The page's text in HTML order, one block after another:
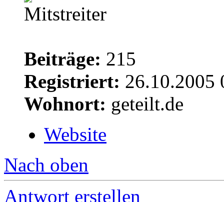
Beiträge: 215
Registriert: 26.10.2005
Wohnort: geteilt.de
Website
Nach oben
Antwort erstellen